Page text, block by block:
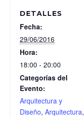
DETALLES
Fecha:
29/06/2016
Hora:
18:00 - 20:00
Categorías del
Evento:
Arquitectura y
Diseño, Arquitectura,